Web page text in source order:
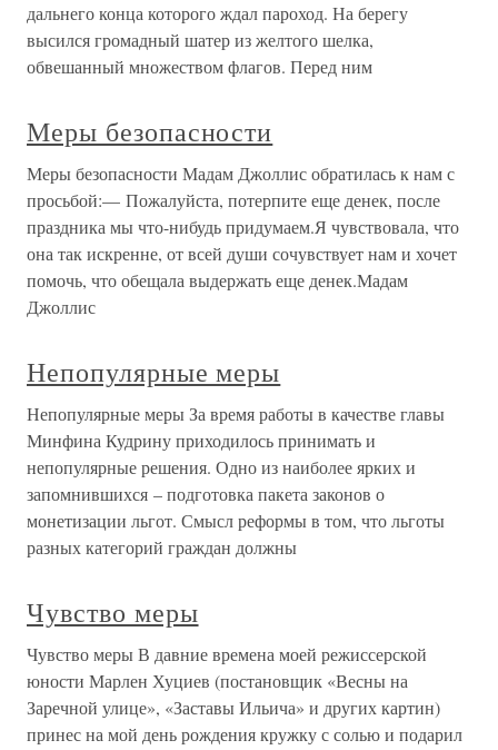
дальнего конца которого ждал пароход. На берегу
высился громадный шатер из желтого шелка,
обвешанный множеством флагов. Перед ним
Меры безопасности
Меры безопасности Мадам Джоллис обратилась к нам с
просьбой:— Пожалуйста, потерпите еще денек, после
праздника мы что-нибудь придумаем.Я чувствовала, что
она так искренне, от всей души сочувствует нам и хочет
помочь, что обещала выдержать еще денек.Мадам
Джоллис
Непопулярные меры
Непопулярные меры За время работы в качестве главы
Минфина Кудрину приходилось принимать и
непопулярные решения. Одно из наиболее ярких и
запомнившихся – подготовка пакета законов о
монетизации льгот. Смысл реформы в том, что льготы
разных категорий граждан должны
Чувство меры
Чувство меры В давние времена моей режиссерской
юности Марлен Хуциев (постановщик «Весны на
Заречной улице», «Заставы Ильича» и других картин)
принес на мой день рождения кружку с солью и подарил